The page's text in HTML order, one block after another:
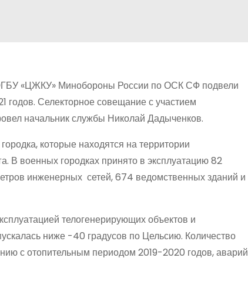
«ЦЖКУ» Минобороны России по ОСК СФ подвели
годов. Селекторное совещание с участием
начальник службы Николай Дадыченков.
которые находятся на территории
В военных городках принято в эксплуатацию 82
инженерных сетей, 674 ведомственных зданий и
телогенерирующих объектов и
ниже -40 градусов по Цельсию. Количество
с отопительным периодом 2019-2020 годов, аварий